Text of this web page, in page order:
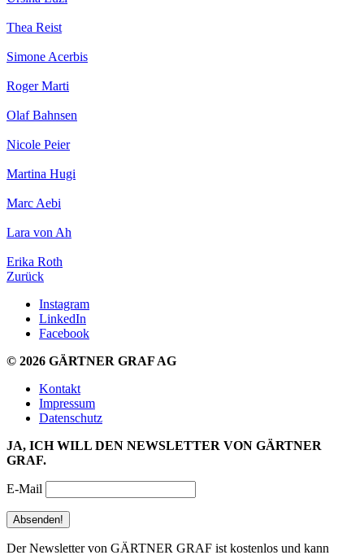
Thea Reist
Simone Acerbis
Roger Marti
Olaf Bahnsen
Nicole Peier
Martina Hugi
Marc Aebi
Lara von Ah
Erika Roth
Zurück
Instagram
LinkedIn
Facebook
© 2026 GÄRTNER GRAF AG
Kontakt
Impressum
Datenschutz
JA, ICH WILL DEN NEWSLETTER VON GÄRTNER
GRAF.
E-Mail
Der Newsletter von GÄRTNER GRAF ist kostenlos und kann